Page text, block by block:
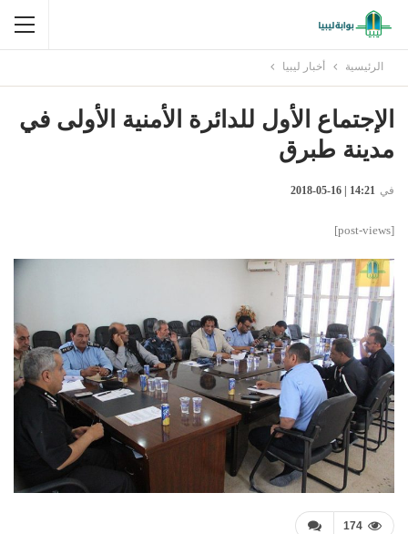
الرئيسية أخبار ليبيا
الإجتماع الأول للدائرة الأمنية الأولى في
مدينة طبرق
في 14:21 | 16-05-2018
[post-views]
174